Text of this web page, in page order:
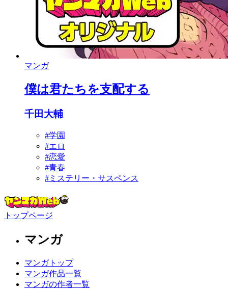
マンガ
僕は君たちを支配する
千田大輔
#学園
#エロ
#恋愛
#青春
#ミステリー・サスペンス
トップページ
マンガ
マンガトップ
マンガ作品一覧
マンガの作者一覧